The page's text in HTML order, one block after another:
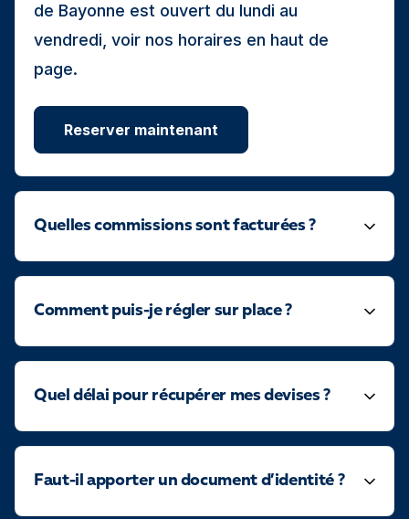
de Bayonne est ouvert du lundi au
vendredi, voir nos horaires en haut de
page.
Reserver maintenant
Quelles commissions sont facturées ?
Comment puis-je régler sur place ?
Quel délai pour récupérer mes devises ?
Faut-il apporter un document d’identité ?